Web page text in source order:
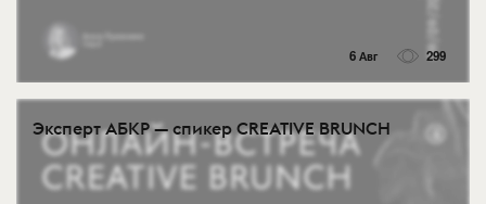
6 Авг 299
Эксперт АБКР — спикер CREATIVE BRUNCH